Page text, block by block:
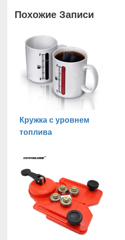
Похожие Записи
Кружка с уровнем
топлива